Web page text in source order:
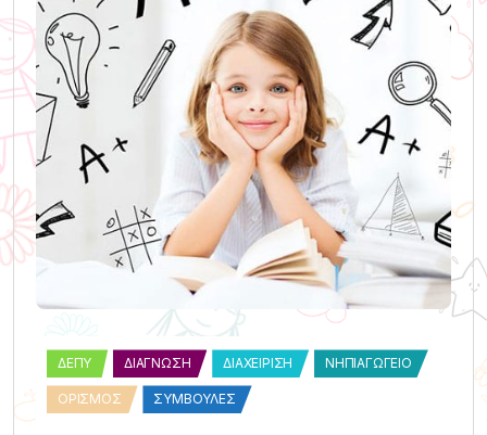
ΔΕΠΥ ΔΙΆΓΝΩΣΗ ΔΙΑΧΕΊΡΙΣΗ ΝΗΠΙΑΓΩΓΕΊΟ
ΟΡΙΣΜΌΣ ΣΥΜΒΟΥΛΈΣ